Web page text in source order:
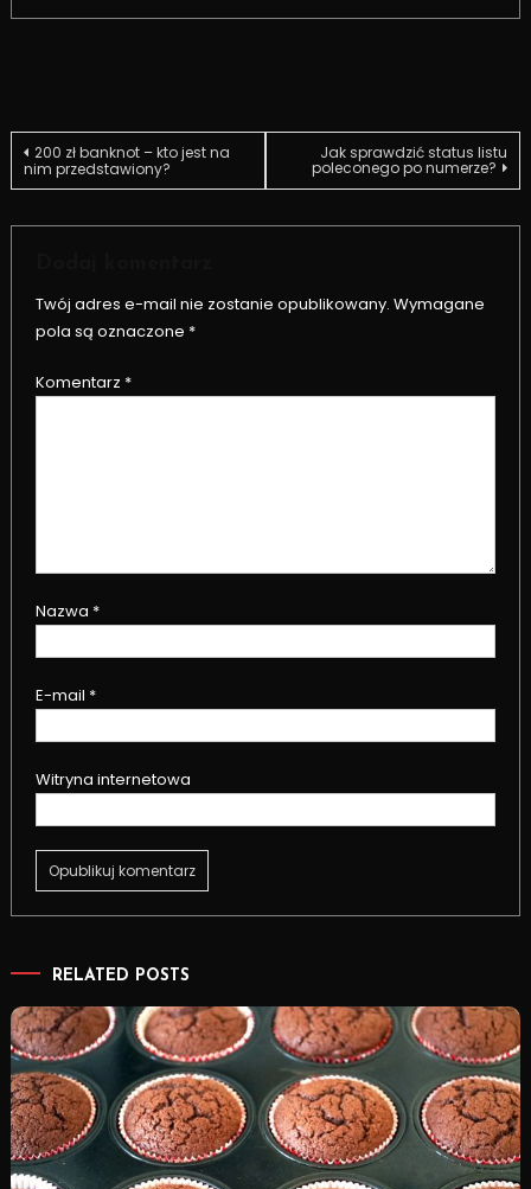
Nawigacja
200 zł banknot – kto jest na
nim przedstawiony?
Jak sprawdzić status listu
poleconego po numerze?
Twój adres e-mail nie zostanie opublikowany. Wymagane
pola są oznaczone *
Komentarz *
Nazwa *
E-mail *
Witryna internetowa
RELATED POSTS